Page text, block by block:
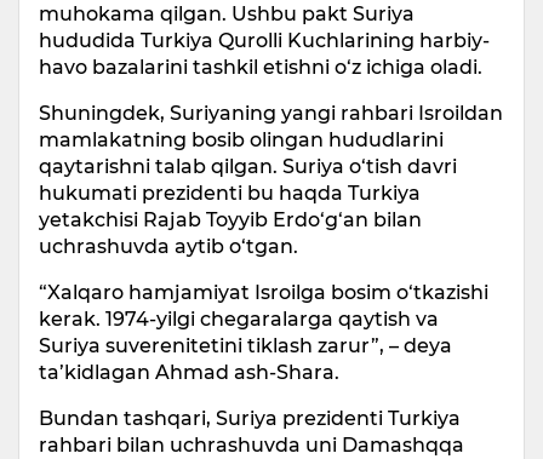
muhokama qilgan. Ushbu pakt Suriya
hududida Turkiya Qurolli Kuchlarining harbiy-
havo bazalarini tashkil etishni o‘z ichiga oladi.
Shuningdek, Suriyaning yangi rahbari Isroildan
mamlakatning bosib olingan hududlarini
qaytarishni talab qilgan. Suriya o‘tish davri
hukumati prezidenti bu haqda Turkiya
yetakchisi Rajab Toyyib Erdo‘g‘an bilan
uchrashuvda aytib o‘tgan.
“Xalqaro hamjamiyat Isroilga bosim o‘tkazishi
kerak. 1974-yilgi chegaralarga qaytish va
Suriya suverenitetini tiklash zarur”, – deya
ta’kidlagan Ahmad ash-Shara.
Bundan tashqari, Suriya prezidenti Turkiya
rahbari bilan uchrashuvda uni Damashqqa